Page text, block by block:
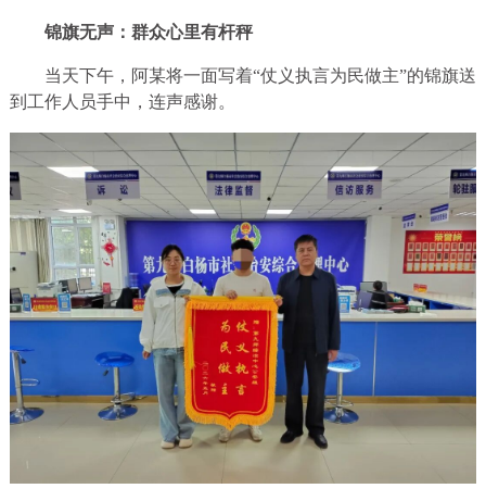
锦旗无声：群众心里有杆秤
当天下午，阿某将一面写着“仗义执言为民做主”的锦旗送
到工作人员手中，连声感谢。